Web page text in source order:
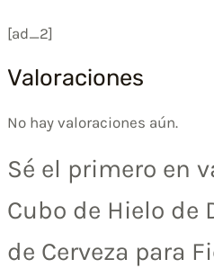
[ad_2]
Valoraciones
No hay valoraciones aún.
Sé el primero en
Cubo de Hielo de
de Cerveza para